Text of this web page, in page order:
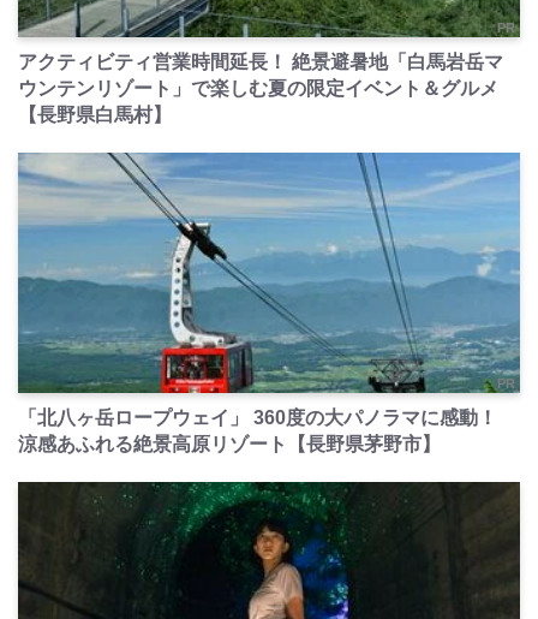
PR
アクティビティ営業時間延長！ 絶景避暑地「白馬岩岳マ
ウンテンリゾート」で楽しむ夏の限定イベント＆グルメ
【長野県白馬村】
PR
「北八ヶ岳ロープウェイ」 360度の大パノラマに感動！
涼感あふれる絶景高原リゾート【長野県茅野市】